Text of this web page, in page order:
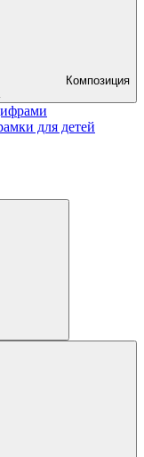
Композиция
для детей